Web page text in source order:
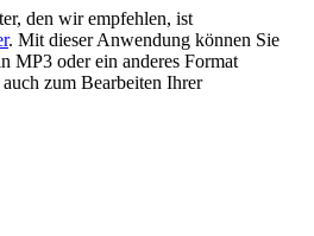
den wir empfehlen, ist
. Mit dieser Anwendung können Sie
MP3 oder ein anderes Format
zum Bearbeiten Ihrer